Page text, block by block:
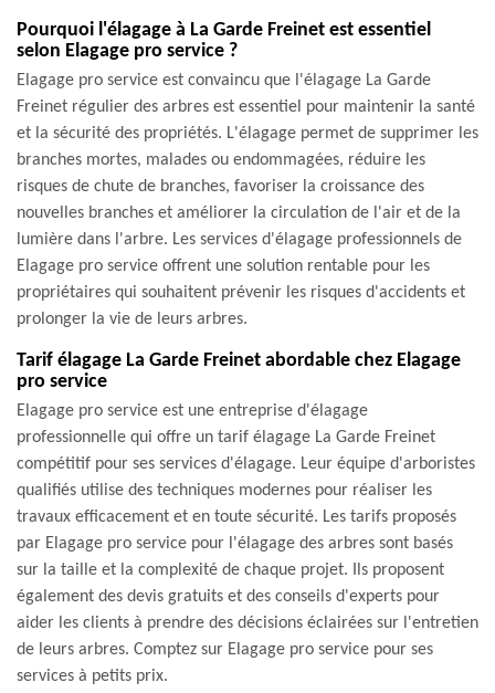
Pourquoi l'élagage à La Garde Freinet est essentiel
selon Elagage pro service ?
Elagage pro service est convaincu que l'élagage La Garde
Freinet régulier des arbres est essentiel pour maintenir la santé
et la sécurité des propriétés. L'élagage permet de supprimer les
branches mortes, malades ou endommagées, réduire les
risques de chute de branches, favoriser la croissance des
nouvelles branches et améliorer la circulation de l'air et de la
lumière dans l'arbre. Les services d'élagage professionnels de
Elagage pro service offrent une solution rentable pour les
propriétaires qui souhaitent prévenir les risques d'accidents et
prolonger la vie de leurs arbres.
Tarif élagage La Garde Freinet abordable chez Elagage
pro service
Elagage pro service est une entreprise d'élagage
professionnelle qui offre un tarif élagage La Garde Freinet
compétitif pour ses services d'élagage. Leur équipe d'arboristes
qualifiés utilise des techniques modernes pour réaliser les
travaux efficacement et en toute sécurité. Les tarifs proposés
par Elagage pro service pour l'élagage des arbres sont basés
sur la taille et la complexité de chaque projet. Ils proposent
également des devis gratuits et des conseils d'experts pour
aider les clients à prendre des décisions éclairées sur l'entretien
de leurs arbres. Comptez sur Elagage pro service pour ses
services à petits prix.